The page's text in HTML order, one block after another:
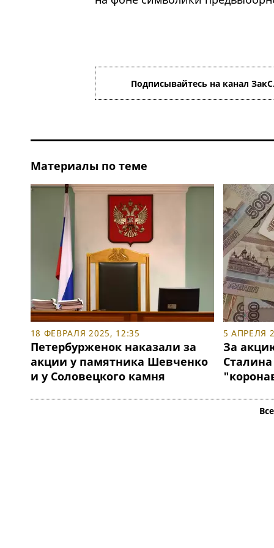
Подписывайтесь на канал
Материалы по теме
18 ФЕВРАЛЯ 2025, 12:35
Петербурженок наказали за
акции у памятника Шевченко
и у Соловецкого камня
5 АПРЕЛЯ
За